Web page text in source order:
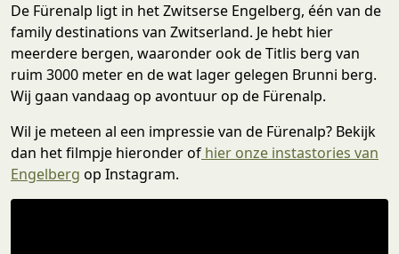
De Fürenalp ligt in het Zwitserse Engelberg, één van de
family destinations van Zwitserland. Je hebt hier
meerdere bergen, waaronder ook de Titlis berg van
ruim 3000 meter en de wat lager gelegen Brunni berg.
Wij gaan vandaag op avontuur op de Fürenalp.
Wil je meteen al een impressie van de Fürenalp? Bekijk
dan het filmpje hieronder of hier onze instastories van
Engelberg op Instagram.